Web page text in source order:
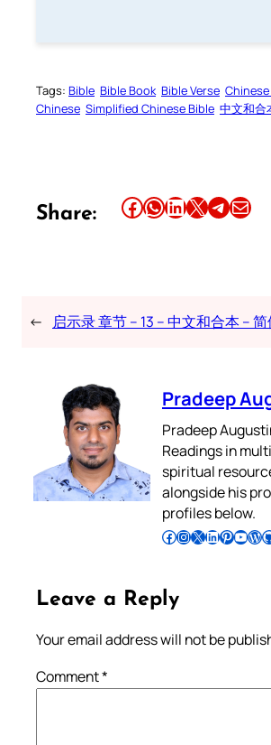
Tags: Bible Bible Book Bible Verse
Chinese Simplified Chinese Bible 中文和合
Share: Share this article on Facebook Share this article on WhatsApp Share this article on LinkedIn Share this article on X Share this article on TelegramEmail this Article
← 启示录 章节 – 13 – 中文和合本 –
Pradeep
Pradeep
Readings in
spiritual
alongside his
profiles below.
Follow Pradeep on Facebook Follow Pradeep on InstagramFollow Pradeep on X Follow Pradeep on LinkedIn Follow Pradeep on Pinterest Subscribe to Pradeep’s Youtube Channel Follow Pradeep on WordPress Follow Pradeep on GitHub
Leave a Reply
Your email address will not be
Comment*